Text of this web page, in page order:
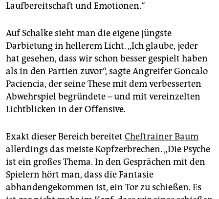
Laufbereitschaft und Emotionen.“
Auf Schalke sieht man die eigene jüngste
Darbietung in hellerem Licht. „Ich glaube, jeder
hat gesehen, dass wir schon besser gespielt haben
als in den Partien zuvor“, sagte Angreifer Goncalo
Paciencia, der seine These mit dem verbesserten
Abwehrspiel begründete – und mit vereinzelten
Lichtblicken in der Offensive.
Exakt dieser Bereich bereitet Cheftrainer Baum
allerdings das meiste Kopfzerbrechen. „Die Psyche
ist ein großes Thema. In den Gesprächen mit den
Spielern hört man, dass die Fantasie
abhandengekommen ist, ein Tor zu schießen. Es